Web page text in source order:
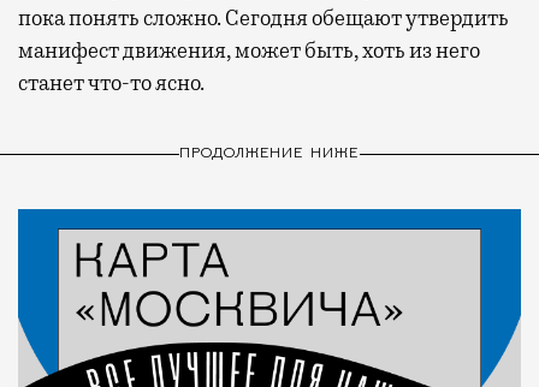
пока понять сложно. Сегодня обещают утвердить
манифест движения, может быть, хоть из него
станет что-то ясно.
ПРОДОЛЖЕНИЕ НИЖЕ